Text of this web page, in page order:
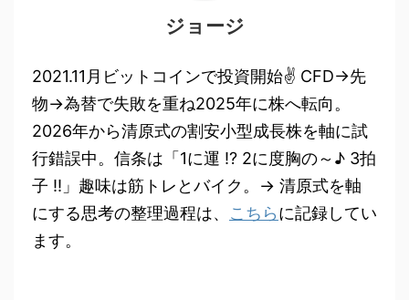
ジョージ
2021.11月ビットコインで投資開始✌ CFD→先
物→為替で失敗を重ね2025年に株へ転向。
2026年から清原式の割安小型成長株を軸に試
行錯誤中。信条は「1に運 !? 2に度胸の～♪ 3拍
子 !!」趣味は筋トレとバイク。→ 清原式を軸
にする思考の整理過程は、 こちらに記録してい
ます。